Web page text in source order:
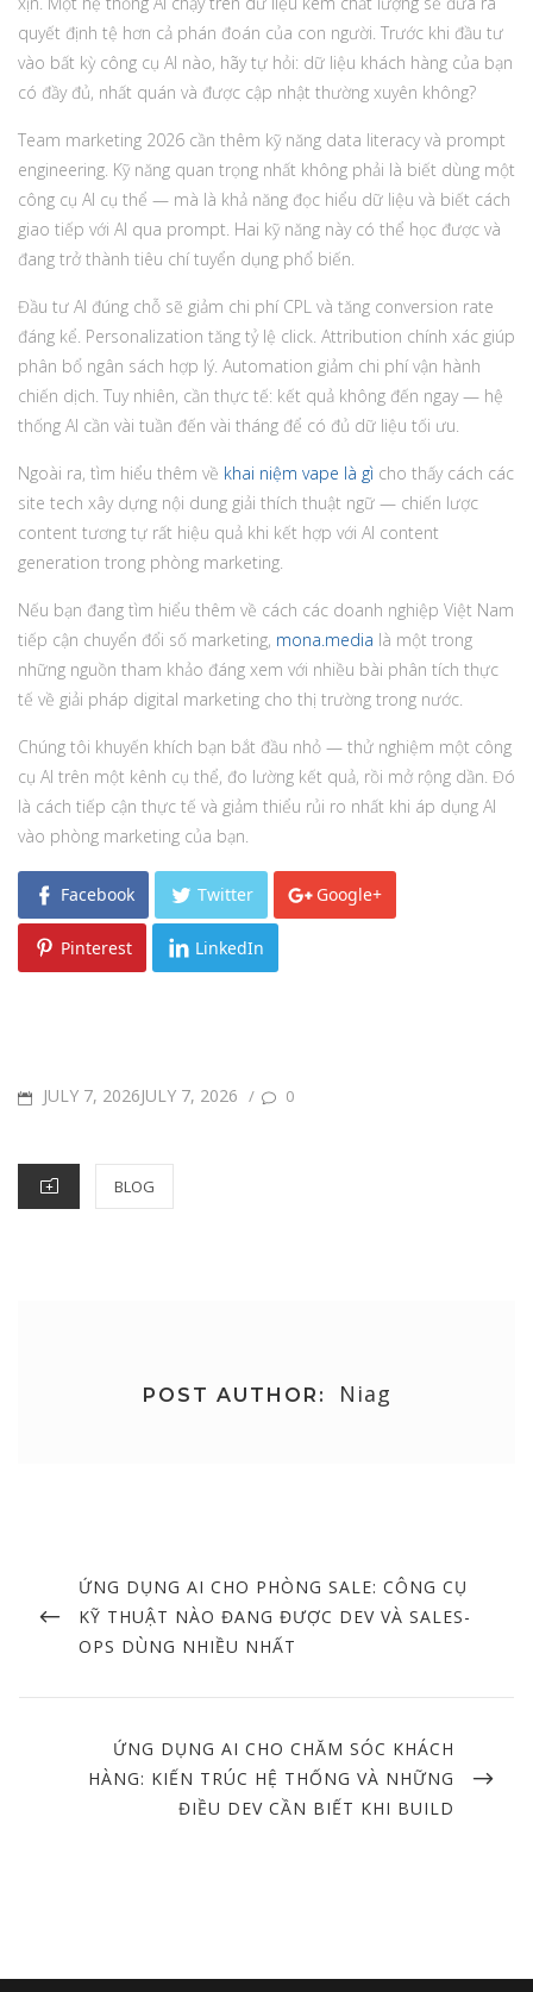
quyết định tệ hơn cả phán đoán của con người. Trước khi đầu tư
vào bất kỳ công cụ AI nào, hãy tự hỏi: dữ liệu khách hàng của bạn
có đầy đủ, nhất quán và được cập nhật thường xuyên không?
Team marketing 2026 cần thêm kỹ năng data literacy và prompt
engineering. Kỹ năng quan trọng nhất không phải là biết dùng một
công cụ AI cụ thể — mà là khả năng đọc hiểu dữ liệu và biết cách
giao tiếp với AI qua prompt. Hai kỹ năng này có thể học được và
đang trở thành tiêu chí tuyển dụng phổ biến.
Đầu tư AI đúng chỗ sẽ giảm chi phí CPL và tăng conversion rate
đáng kể. Personalization tăng tỷ lệ click. Attribution chính xác giúp
phân bổ ngân sách hợp lý. Automation giảm chi phí vận hành
chiến dịch. Tuy nhiên, cần thực tế: kết quả không đến ngay — hệ
thống AI cần vài tuần đến vài tháng để có đủ dữ liệu tối ưu.
Ngoài ra, tìm hiểu thêm về khai niệm vape là gì cho thấy cách các
site tech xây dựng nội dung giải thích thuật ngữ — chiến lược
content tương tự rất hiệu quả khi kết hợp với AI content
generation trong phòng marketing.
Nếu bạn đang tìm hiểu thêm về cách các doanh nghiệp Việt Nam
tiếp cận chuyển đổi số marketing, mona.media là một trong
những nguồn tham khảo đáng xem với nhiều bài phân tích thực
tế về giải pháp digital marketing cho thị trường trong nước.
Chúng tôi khuyến khích bạn bắt đầu nhỏ — thử nghiệm một công
cụ AI trên một kênh cụ thể, đo lường kết quả, rồi mở rộng dần. Đó
là cách tiếp cận thực tế và giảm thiểu rủi ro nhất khi áp dụng AI
vào phòng marketing của bạn.
Facebook Twitter Google+
Pinterest LinkedIn
POSTEDJULY 7, 2026JULY 7, 2026 / 0
CATEGORIES
BLOG
POST AUTHOR: Niag
navigation
PREVIOUS
POST
ỨNG DỤNG AI CHO PHÒNG SALE: CÔNG CỤ
KỸ THUẬT NÀO ĐANG ĐƯỢC DEV VÀ SALES-
OPS DÙNG NHIỀU NHẤT
NEXT
POST
ỨNG DỤNG AI CHO CHĂM SÓC KHÁCH
HÀNG: KIẾN TRÚC HỆ THỐNG VÀ NHỮNG
ĐIỀU DEV CẦN BIẾT KHI BUILD